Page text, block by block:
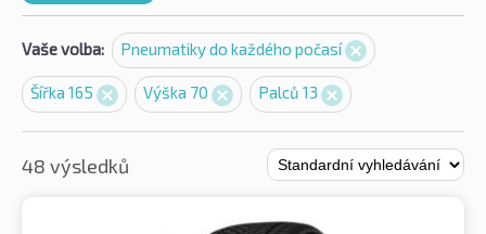
Vaše volba: Pneumatiky do každého počasí
Šířka 165 Výška 70 Palců 13
48 výsledků